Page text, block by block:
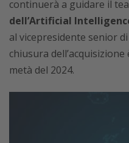
continuerà a guidare il
dell’Artificial
al vicepresidente senior
chiusura
metà del 2024.